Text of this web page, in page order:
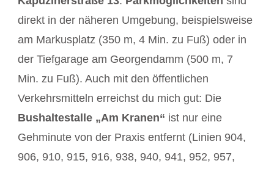
direkt in der näheren Umgebung, beispielsweise
am Markusplatz (350 m, 4 Min. zu Fuß) oder in
der Tiefgarage am Georgendamm (500 m, 7
Min. zu Fuß). Auch mit den öffentlichen
Verkehrsmitteln erreichst du mich gut: Die
Bushaltestalle „Am Kranen“ ist nur eine
Gehminute von der Praxis entfernt (Linien 904,
906, 910, 915, 916, 938, 940, 941, 952, 957,